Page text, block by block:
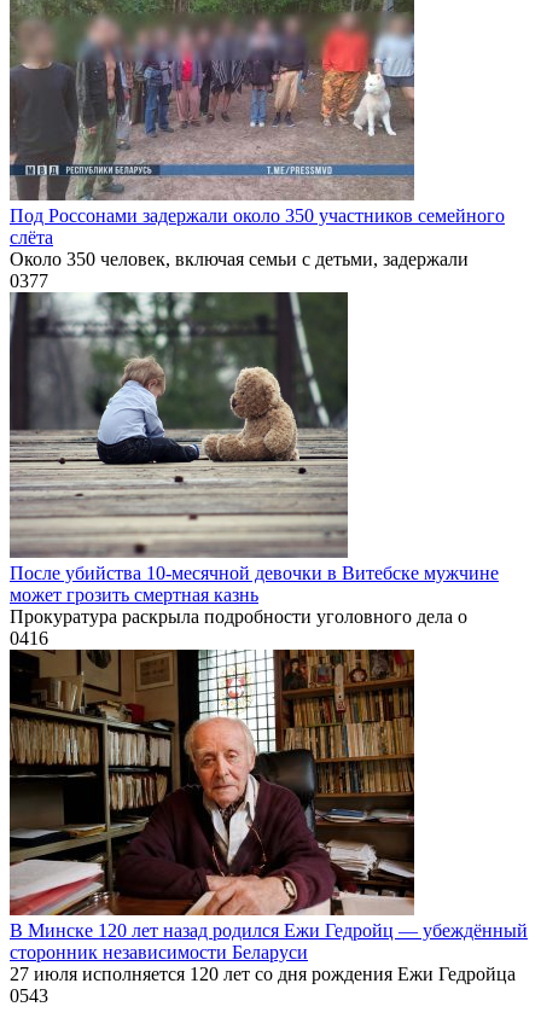
Под Россонами задержали около 350 участников семейного
слёта
Около 350 человек, включая семьи с детьми, задержали
0377
После убийства 10-месячной девочки в Витебске мужчине
может грозить смертная казнь
Прокуратура раскрыла подробности уголовного дела о
0416
В Минске 120 лет назад родился Ежи Гедройц — убеждённый
сторонник независимости Беларуси
27 июля исполняется 120 лет со дня рождения Ежи Гедройца
0543